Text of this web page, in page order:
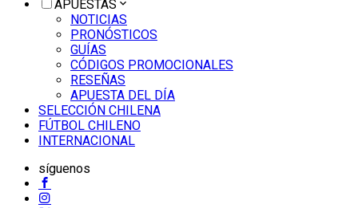
APUESTAS
NOTICIAS
PRONÓSTICOS
GUÍAS
CÓDIGOS PROMOCIONALES
RESEÑAS
APUESTA DEL DÍA
SELECCIÓN CHILENA
FÚTBOL CHILENO
INTERNACIONAL
síguenos